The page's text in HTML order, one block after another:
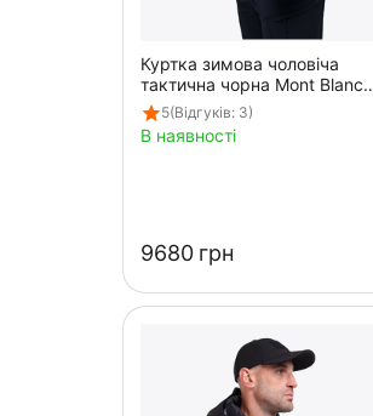
Куртка зимова чоловіча
тактична чорна Mont Blanc
Gen3 Black
5(Відгуків: 3)
В наявності
‍9680‍ грн